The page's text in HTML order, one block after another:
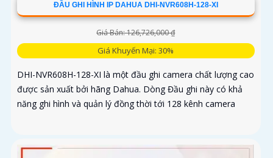
ĐẦU GHI HÌNH IP DAHUA DHI-NVR608H-128-XI
Giá Bán: 126,726,000 ₫
Giá Khuyến Mại: 30%
DHI-NVR608H-128-XI là một đầu ghi camera chất lượng cao
được sản xuất bởi hãng Dahua. Dòng Đầu ghi này có khả
năng ghi hình và quản lý đồng thời tới 128 kênh camera